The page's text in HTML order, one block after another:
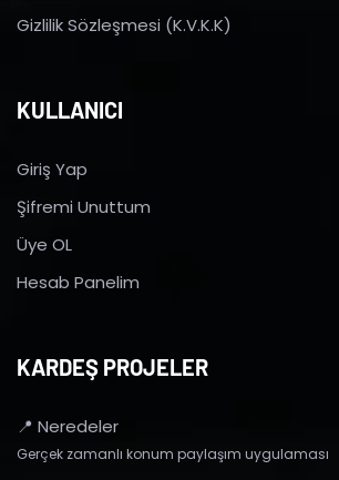
Gizlilik Sözleşmesi (K.V.K.K)
KULLANICI
Giriş Yap
Şifremi Unuttum
Üye OL
Hesab Panelim
KARDEŞ PROJELER
📍 Neredeler
Gerçek zamanlı konum paylaşım uygulaması